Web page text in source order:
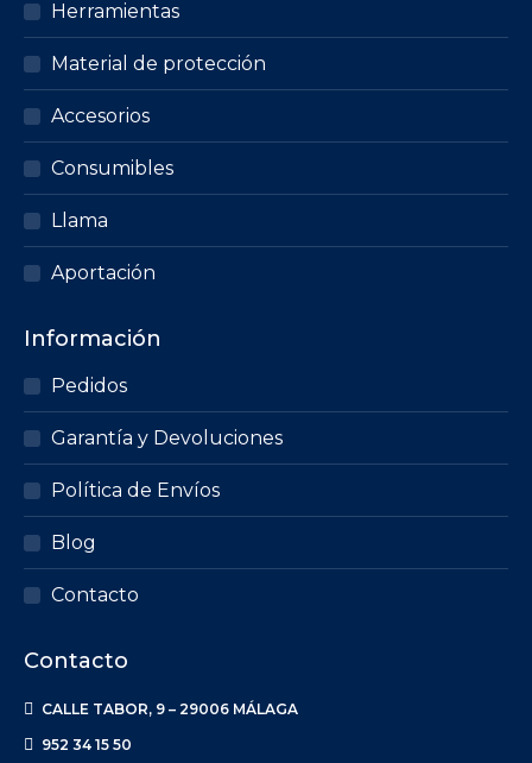
Herramientas
Material de protección
Accesorios
Consumibles
Llama
Aportación
Información
Pedidos
Garantía y Devoluciones
Política de Envíos
Blog
Contacto
Contacto
CALLE TABOR, 9 – 29006 MÁLAGA
952 34 15 50